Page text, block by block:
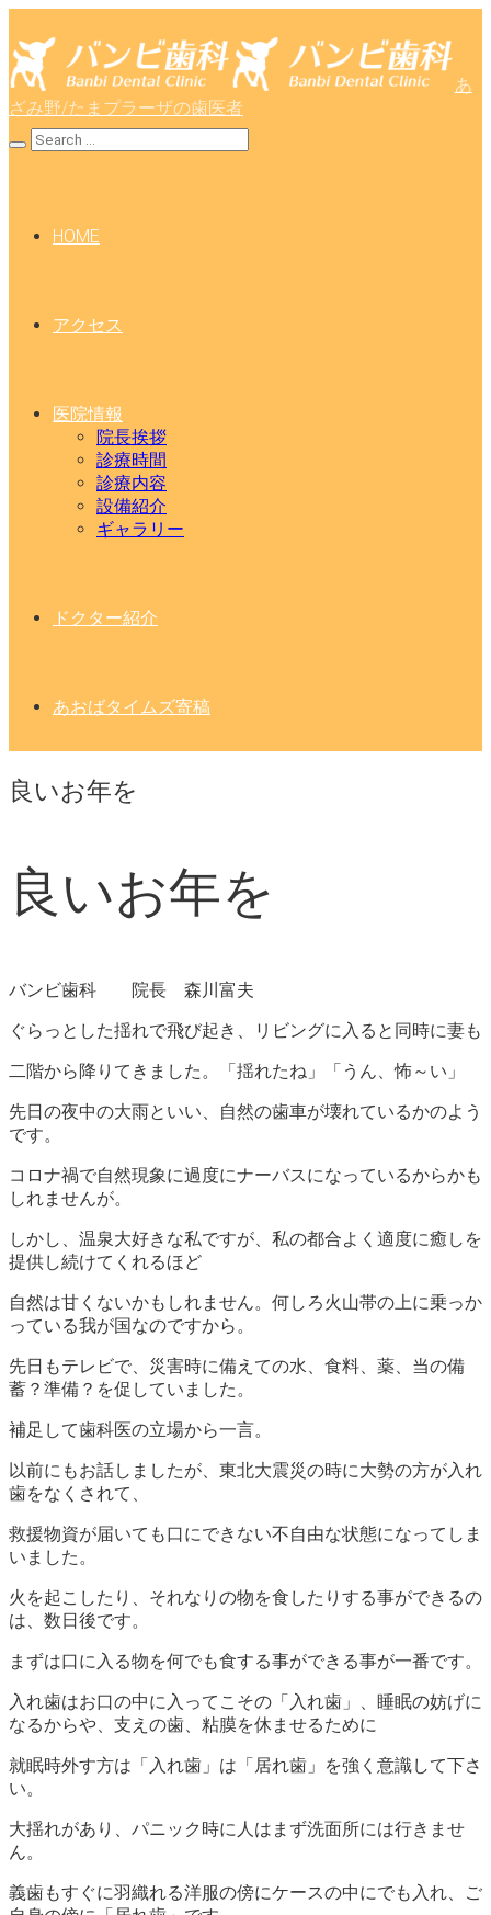
あ
ざみ野/たまプラーザの歯医者
HOME
アクセス
医院情報
院長挨拶
診療時間
診療内容
設備紹介
ギャラリー
ドクター紹介
あおばタイムズ寄稿
良いお年を
良いお年を
バンビ歯科 院長 森川富夫
ぐらっとした揺れで飛び起き、リビングに入ると同時に妻も
二階から降りてきました。「揺れたね」「うん、怖～い」
先日の夜中の大雨といい、自然の歯車が壊れているかのよう
です。
コロナ禍で自然現象に過度にナーバスになっているからかも
しれませんが。
しかし、温泉大好きな私ですが、私の都合よく適度に癒しを
提供し続けてくれるほど
自然は甘くないかもしれません。何しろ火山帯の上に乗っか
っている我が国なのですから。
先日もテレビで、災害時に備えての水、食料、薬、当の備
蓄？準備？を促していました。
補足して歯科医の立場から一言。
以前にもお話しましたが、東北大震災の時に大勢の方が入れ
歯をなくされて、
救援物資が届いても口にできない不自由な状態になってしま
いました。
火を起こしたり、それなりの物を食したりする事ができるの
は、数日後です。
まずは口に入る物を何でも食する事ができる事が一番です。
入れ歯はお口の中に入ってこその「入れ歯」、睡眠の妨げに
なるからや、支えの歯、粘膜を休ませるために
就眠時外す方は「入れ歯」は「居れ歯」を強く意識して下さ
い。
大揺れがあり、パニック時に人はまず洗面所には行きませ
ん。
義歯もすぐに羽織れる洋服の傍にケースの中にでも入れ、ご